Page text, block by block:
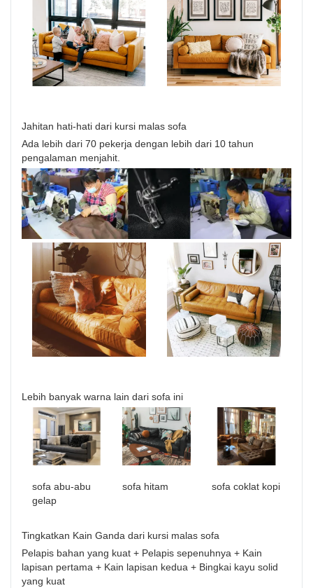
Jahitan hati-hati dari kursi malas sofa
Ada lebih dari 70 pekerja dengan lebih dari 10 tahun
pengalaman menjahit.
Lebih banyak warna lain dari sofa ini
sofa abu-abu
gelap
sofa hitam sofa coklat kopi
Tingkatkan Kain Ganda dari kursi malas sofa
Pelapis bahan yang kuat + Pelapis sepenuhnya + Kain
lapisan pertama + Kain lapisan kedua + Bingkai kayu solid
yang kuat